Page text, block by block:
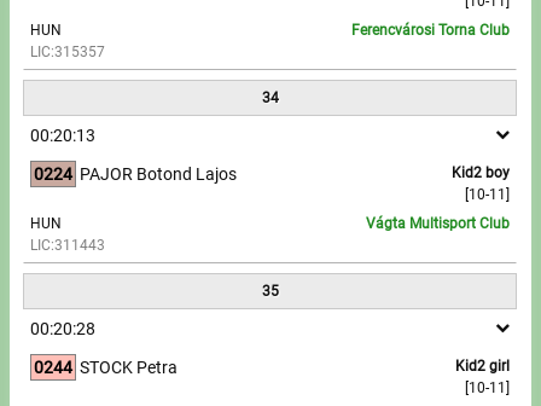
HUN
LIC:315357
Ferencvárosi Torna Club
34
00:20:13
0224
Kid2 boy
[10-11]
PAJOR Botond Lajos
HUN
LIC:311443
Vágta Multisport Club
35
00:20:28
0244
Kid2 girl
[10-11]
STOCK Petra